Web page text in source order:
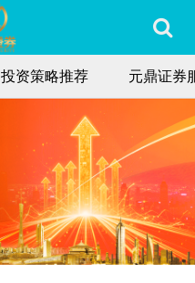
投资策略推荐 元鼎证券